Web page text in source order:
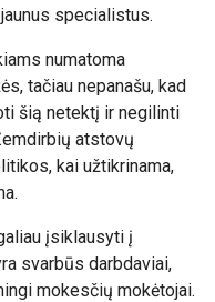
specialistus.
numatoma
tačiau nepanašu, kad
šią netektį ir negilinti
atstovų
kai užtikrinama,
įsiklausyti į
svarbūs darbdaviai,
mokesčių mokėtojai.